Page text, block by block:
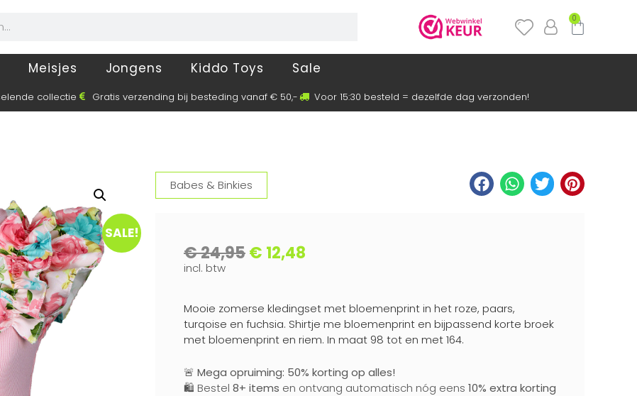
0
Meisjes Jongens Kiddo Toys Sale
collectie Gratis verzending bij besteding vanaf € 50,- Voor 15:30 besteld = dezelfde dag verzonden!
SALE!
Babes & Binkies
€24,95€ 12,48
incl. btw
Mooie zomerse kledingset met bloemenprint in het roze, paars,
turqoise en fuchsia. Shirtje me bloemenprint en bijpassend korte broek
met bloemenprint en riem. In maat 98 tot en met 164.
🚨 Mega opruiming: 50% korting op alles!
🛍️ Bestel 8+ items en ontvang automatisch nóg eens 10% extra korting